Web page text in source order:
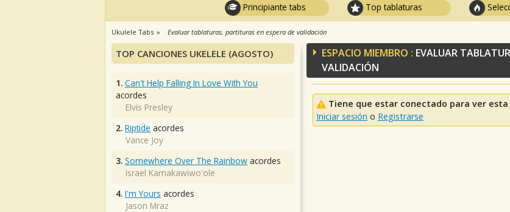
Principiante tabs Top tablaturas
Ukulele Tabs Evaluar tablaturas, partituras en espera de validación
ESPACIO MIEMBRO : EVALUAR
VALIDACIÓN
Tiene que estar conectado para ver esta
Iniciar sesión o Registrarse
TOP CANCIONES UKELELE (AGOSTO)
1. Can't Help Falling In Love With You
acordes
Elvis Presley
2. Riptide acordes
Vance Joy
3. Somewhere Over The Rainbow acordes
Israel Kamakawiwo'ole
4. I'm Yours acordes
Jason Mraz